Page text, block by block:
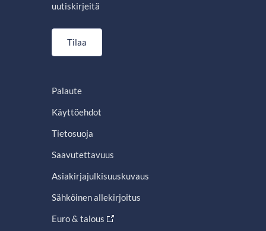
uutiskirjeitä
Tilaa
Palaute
Käyttöehdot
Tietosuoja
Saavutettavuus
Asiakirjajulkisuuskuvaus
Sähköinen allekirjoitus
Euro & talous